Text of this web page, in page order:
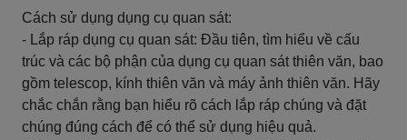
Cách sử dụng dụng cụ quan sát:
- Lắp ráp dụng cụ quan sát: Đầu tiên, tìm hiểu về cấu
trúc và các bộ phận của dụng cụ quan sát thiên văn, bao
gồm telescop, kính thiên văn và máy ảnh thiên văn. Hãy
chắc chắn rằng bạn hiểu rõ cách lắp ráp chúng và đặt
chúng đúng cách để có thể sử dụng hiệu quả.